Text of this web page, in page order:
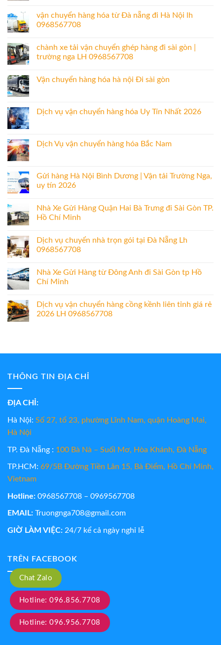
vận chuyển hàng hóa từ Đà nẵng đi Hà Nội lh
0968567708
chành xe tải vận chuyển ghép hàng đi sài gòn |
trường nga LH 0968567708
Vận chuyển hàng hóa hà nội Đi sài gòn
Dịch vụ vận chuyển hàng hóa Uy Tín Nhất 2026
Dịch Vụ vận chuyển hàng hóa Bắc Nam
Gửi hàng Hà Nội Bình Dương | Vận tải Trường Nga,
uy tín 2026
Nhà Xe Gửi Hàng Quận Hai Bà Trưng đi Sài Gòn TP.
Hồ Chí Minh
Dịch vụ chuyển nhà trọn gói tại Đà Nẵng Lh
0968567708
Nhà Xe Gửi Hàng từ Đông Anh đi Sài Gòn tp Hồ
Chí Minh
Dịch vụ vận chuyển hàng cồng kềnh liên tỉnh giá rẻ
2026 LH 0968567708
THÔNG TIN ĐỊA CHỈ
ĐỊA CHỈ:
Hà Nội: Số 27, tổ 23, phường Lĩnh Nam, quận Hoàng Mai,
Hà Nội
TP. Đà Nẵng : 100 Bà Nà – Suối Mơ, Hòa Khánh, Đà Nẵng
TP.HCM: 69/5B Đường Tiền Lân 15, Bà Điểm, Hồ Chí Minh,
Vietnam
Hotline: 0968567708 – 0969567708
EMAIL: Truongnga708@gmail.com
GIỜ LÀM VIỆC: 24/7 kể cả ngày nghỉ lễ
TRÊN FACEBOOK
Chat Zalo
Hotline: 096.856.7708
Hotline: 096.956.7708